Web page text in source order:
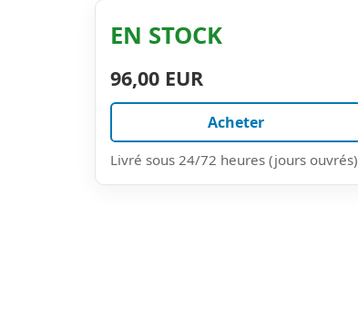
EN STOCK
96,00 EUR
Acheter
Livré sous 24/72 heures (jours ouvrés)